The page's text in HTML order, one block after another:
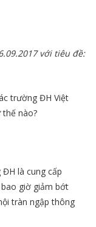
với tiêu đề:
trường ĐH Việt
nào?
là cung cấp
giờ giảm bớt
tràn ngập thông